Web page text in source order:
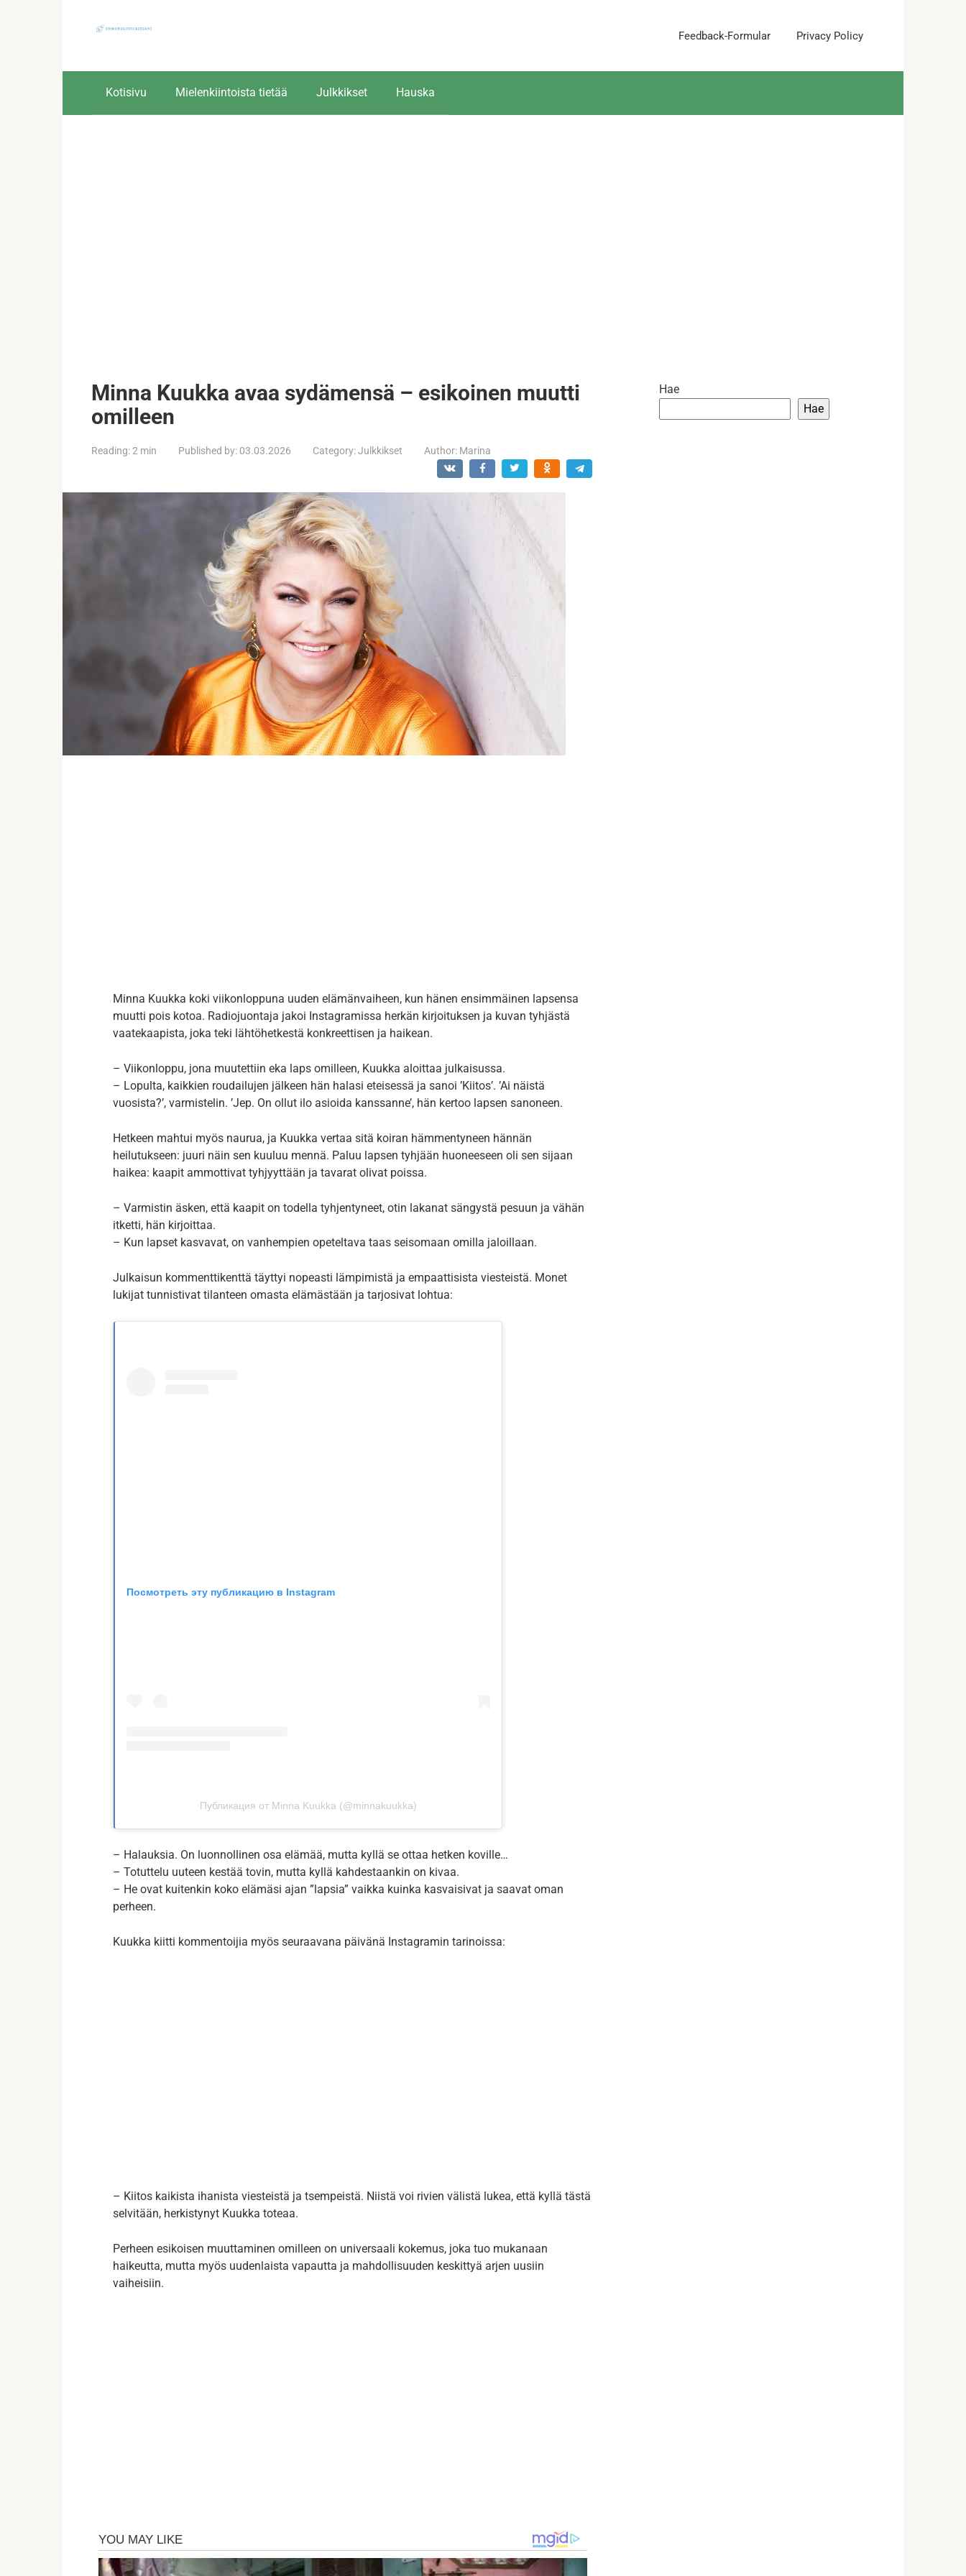
Feedback-Formular Privacy Policy
Kotisivu Mielenkiintoista tietää Julkkikset Hauska
Minna Kuukka avaa sydämensä – esikoinen muutti
omilleen
Reading:2 min Published by: 03.03.2026 Category:Julkkikset Author: Marina
Minna Kuukka koki viikonloppuna uuden elämänvaiheen, kun hänen ensimmäinen lapsensa
muutti pois kotoa. Radiojuontaja jakoi Instagramissa herkän kirjoituksen ja kuvan tyhjästä
vaatekaapista, joka teki lähtöhetkestä konkreettisen ja haikean.
– Viikonloppu, jona muutettiin eka laps omilleen, Kuukka aloittaa julkaisussa.
– Lopulta, kaikkien roudailujen jälkeen hän halasi eteisessä ja sanoi ’Kiitos’. ’Ai näistä
vuosista?’, varmistelin. ’Jep. On ollut ilo asioida kanssanne’, hän kertoo lapsen sanoneen.
Hetkeen mahtui myös naurua, ja Kuukka vertaa sitä koiran hämmentyneen hännän
heilutukseen: juuri näin sen kuuluu mennä. Paluu lapsen tyhjään huoneeseen oli sen sijaan
haikea: kaapit ammottivat tyhjyyttään ja tavarat olivat poissa.
– Varmistin äsken, että kaapit on todella tyhjentyneet, otin lakanat sängystä pesuun ja vähän
itketti, hän kirjoittaa.
– Kun lapset kasvavat, on vanhempien opeteltava taas seisomaan omilla jaloillaan.
Julkaisun kommenttikenttä täyttyi nopeasti lämpimistä ja empaattisista viesteistä. Monet
lukijat tunnistivat tilanteen omasta elämästään ja tarjosivat lohtua:
Посмотреть эту публикацию в Instagram
Публикация от Minna Kuukka (@minnakuukka)
– Halauksia. On luonnollinen osa elämää, mutta kyllä se ottaa hetken koville…
– Totuttelu uuteen kestää tovin, mutta kyllä kahdestaankin on kivaa.
– He ovat kuitenkin koko elämäsi ajan ”lapsia” vaikka kuinka kasvaisivat ja saavat oman
perheen.
Kuukka kiitti kommentoijia myös seuraavana päivänä Instagramin tarinoissa:
– Kiitos kaikista ihanista viesteistä ja tsempeistä. Niistä voi rivien välistä lukea, että kyllä tästä
selvitään, herkistynyt Kuukka toteaa.
Perheen esikoisen muuttaminen omilleen on universaali kokemus, joka tuo mukanaan
haikeutta, mutta myös uudenlaista vapautta ja mahdollisuuden keskittyä arjen uusiin
vaiheisiin.
Hae
Hae